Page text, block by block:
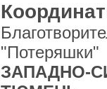
"Потеряшки"
ЗАПАДНО-